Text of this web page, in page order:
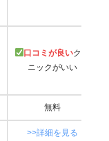
口コミが良いクリ
ニックがいい
無料
>>詳細を見る